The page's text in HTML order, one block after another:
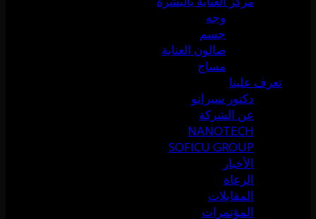
وجه
جسم
صالون العناية
مساج
تعرف علينا
دكتور سيرانو
عن الشركة
NANOTECH
SOFICU GROUP
الأخبار
الرعاة
المقابلات
المؤتمرات